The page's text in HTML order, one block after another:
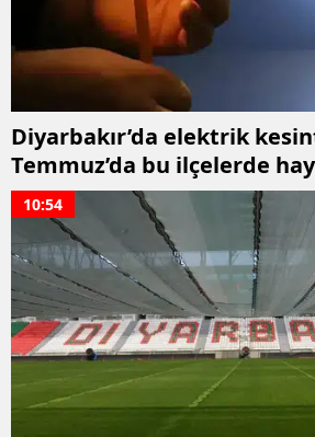
Diyarbakır’da elektrik
Temmuz’da bu ilçelerde
10:54